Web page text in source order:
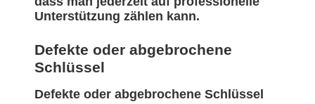
Unterstützung zählen kann.
Defekte oder abgebrochene
Schlüssel
Defekte oder abgebrochene Schlüssel